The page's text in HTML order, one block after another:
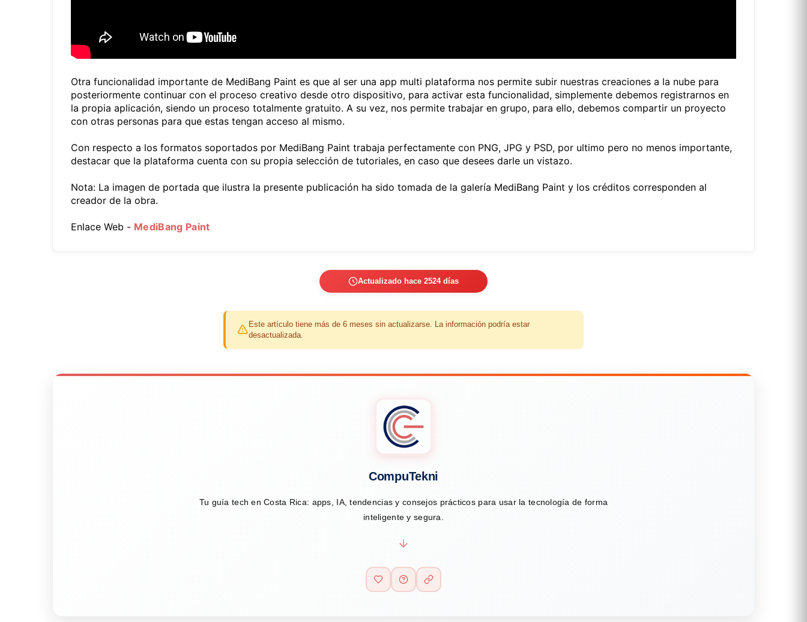
Otra funcionalidad importante de MediBang Paint es que al ser una app multi plataforma nos permite subir nuestras creaciones a la nube para
posteriormente continuar con el proceso creativo desde otro dispositivo, para activar esta funcionalidad, simplemente debemos registrarnos en
la propia aplicación, siendo un proceso totalmente gratuito. A su vez, nos permite trabajar en grupo, para ello, debemos compartir un proyecto
con otras personas para que estas tengan acceso al mismo.
Con respecto a los formatos soportados por MediBang Paint trabaja perfectamente con PNG, JPG y PSD, por ultimo pero no menos importante,
destacar que la plataforma cuenta con su propia selección de tutoriales, en caso que desees darle un vistazo.
Nota: La imagen de portada que ilustra la presente publicación ha sido tomada de la galería MediBang Paint y los créditos corresponden al
creador de la obra.
Enlace Web - MediBang Paint
Actualizado hace 2524 días
Este artículo tiene más de 6 meses sin actualizarse. La información podría estar
desactualizada.
CompuTekni
Tu guía tech en Costa Rica: apps, IA, tendencias y consejos prácticos para usar la tecnología de forma
inteligente y segura.